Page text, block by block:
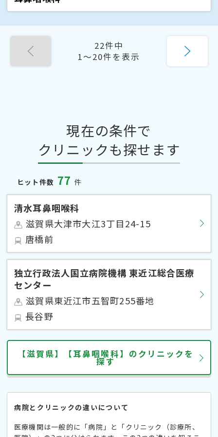
22件中
1〜20件を表示
現在の条件で
クリニックも探せます
ヒット件数 77 件
清水耳鼻咽喉科
滋賀県大津市大江3丁目24-15
唐橋前
独立行政法人国立病院機構 東近江総合医療
センター
滋賀県東近江市五智町255番地
長谷野
【滋賀県】【耳鼻咽喉科】のクリニックを
探す
病院とクリニックの違いについて
医療機関は一般的に「病院」と「クリニック（診療所、